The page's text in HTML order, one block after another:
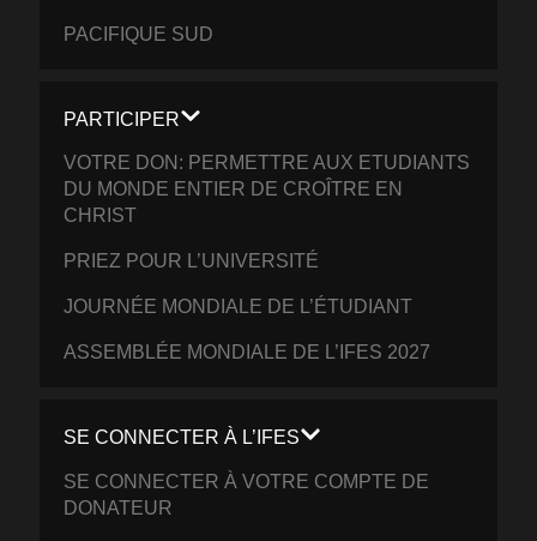
PACIFIQUE SUD
PARTICIPER
VOTRE DON: PERMETTRE AUX ETUDIANTS
DU MONDE ENTIER DE CROÎTRE EN
CHRIST
PRIEZ POUR L’UNIVERSITÉ
JOURNÉE MONDIALE DE L’ÉTUDIANT
ASSEMBLÉE MONDIALE DE L’IFES 2027
SE CONNECTER À L’IFES
SE CONNECTER À VOTRE COMPTE DE
DONATEUR